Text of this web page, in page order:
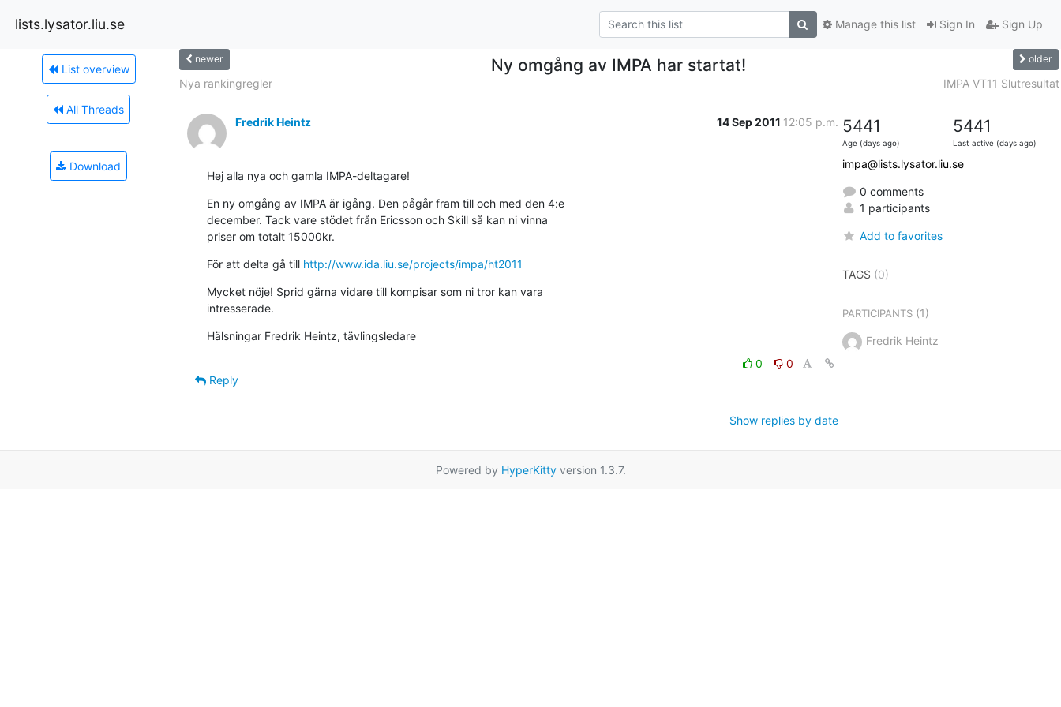
lists.lysator.liu.se Sign In Sign Up
Manage this list
List overview
All Threads
Download
newer Ny omgång av IMPA har startat! older
Nya rankingregler IMPA VT11 Slutresultat
Fredrik Heintz 14 Sep 2011 12:05 p.m.
Hej alla nya och gamla IMPA-deltagare!
En ny omgång av IMPA är igång. Den pågår fram till och med den 4:e
december. Tack vare stödet från Ericsson och Skill så kan ni vinna
priser om totalt 15000kr.
För att delta gå till http://www.ida.liu.se/projects/impa/ht2011
Mycket nöje! Sprid gärna vidare till kompisar som ni tror kan vara
intresserade.
Hälsningar Fredrik Heintz, tävlingsledare
0
0
Reply
Show replies by date
5441
Age (days ago)
5441
Last active (days ago)
impa@lists.lysator.liu.se
0 comments
1 participants
Add to favorites
TAGS (0)
PARTICIPANTS(1)
Fredrik Heintz
Powered by HyperKittyversion 1.3.7.